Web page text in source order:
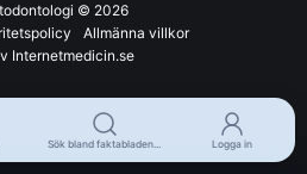
© 2026
Allmänna villkor
Internetmedicin.se
Sök bland faktabladen... Logga in